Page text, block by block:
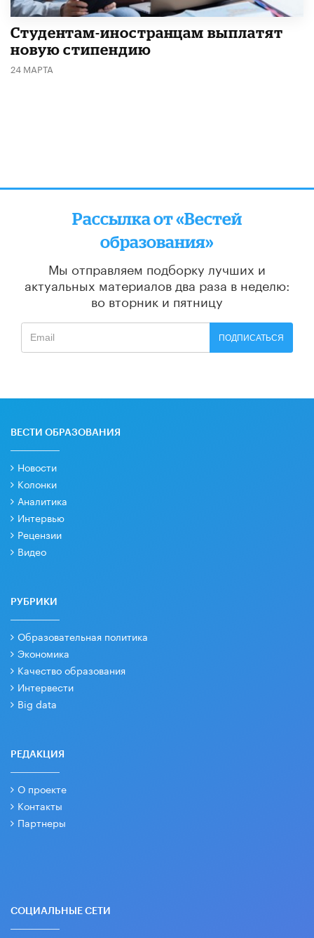
Студентам-иностранцам выплатят
новую стипендию
24 МАРТА
Рассылка от «Вестей
образования»
Мы отправляем подборку лучших и
актуальных материалов два раза в неделю:
во вторник и пятницу
ПОДПИСАТЬСЯ
ВЕСТИ ОБРАЗОВАНИЯ
Новости
Колонки
Аналитика
Интервью
Рецензии
Видео
РУБРИКИ
Образовательная политика
Экономика
Качество образования
Интервести
Big data
РЕДАКЦИЯ
О проекте
Контакты
Партнеры
СОЦИАЛЬНЫЕ СЕТИ